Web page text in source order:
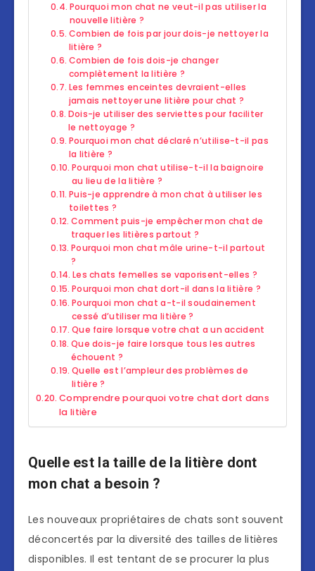
Pourquoi mon chat ne veut-il pas utiliser la
nouvelle litière ?
Combien de fois par jour dois-je nettoyer la
litière ?
Combien de fois dois-je changer
complètement la litière ?
Les femmes enceintes devraient-elles
jamais nettoyer une litière pour chat ?
Dois-je utiliser des serviettes pour faciliter
le nettoyage ?
Pourquoi mon chat déclaré n’utilise-t-il pas
la litière ?
Pourquoi mon chat utilise-t-il la baignoire
au lieu de la litière ?
Puis-je apprendre à mon chat à utiliser les
toilettes ?
Comment puis-je empêcher mon chat de
traquer les litières partout ?
Pourquoi mon chat mâle urine-t-il partout
?
Les chats femelles se vaporisent-elles ?
Pourquoi mon chat dort-il dans la litière ?
Pourquoi mon chat a-t-il soudainement
cessé d’utiliser ma litière ?
Que faire lorsque votre chat a un accident
Que dois-je faire lorsque tous les autres
échouent ?
Quelle est l’ampleur des problèmes de
litière ?
Comprendre pourquoi votre chat dort dans
la litière
Quelle est la taille de la litière dont
mon chat a besoin ?
Les nouveaux propriétaires de chats sont souvent
déconcertés par la diversité des tailles de litières
disponibles. Il est tentant de se procurer la plus